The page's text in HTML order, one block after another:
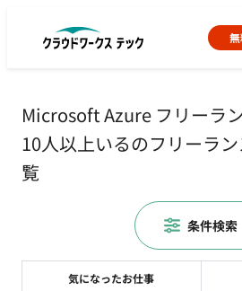
Microsoft Azure フリーラ
10人以上いるのフリーラ
覧
気になったお仕事
条件検索